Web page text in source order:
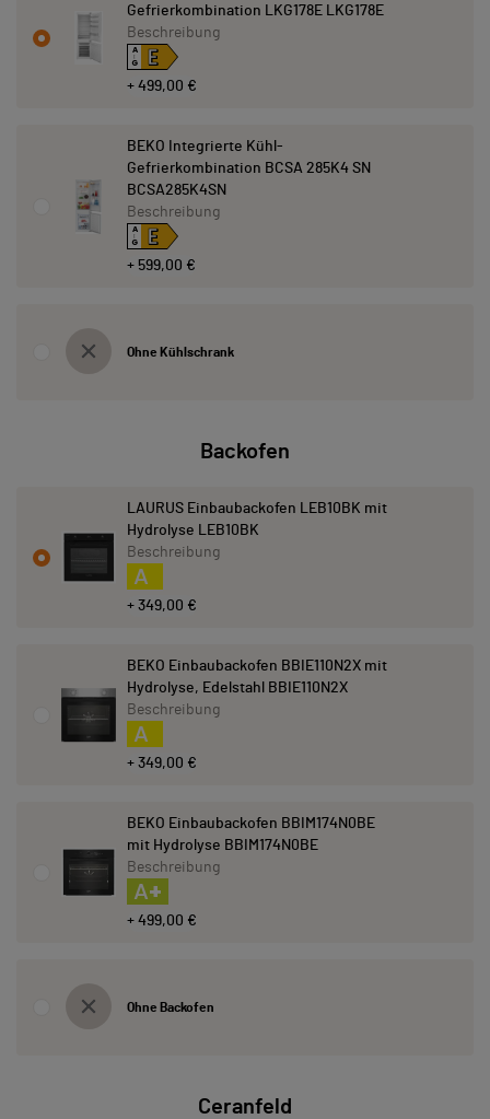
Gefrierkombination LKG178E LKG178E
+ 499,00 €
A
↑
G E
Beschreibung
BEKO Integrierte Kühl-
Gefrierkombination BCSA 285K4 SN
BCSA285K4SN
+ 599,00 €
A
↑
G E
Beschreibung
Ohne Kühlschrank
Backofen
LAURUS Einbaubackofen LEB10BK mit
Hydrolyse LEB10BK
+ 349,00 €
A
Beschreibung
BEKO Einbaubackofen BBIE110N2X mit
Hydrolyse, Edelstahl BBIE110N2X
+ 349,00 €
A
Beschreibung
BEKO Einbaubackofen BBIM174N0BE
mit Hydrolyse BBIM174N0BE
+ 499,00 €
A+
Beschreibung
Ohne Backofen
Ceranfeld